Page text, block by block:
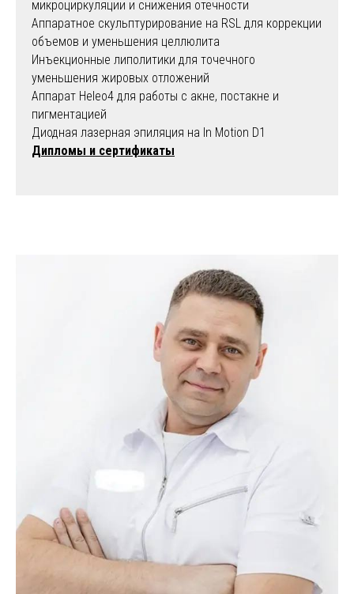
микроциркуляции и снижения отечности
Аппаратное скульптурирование на RSL для коррекции
объемов и уменьшения целлюлита
Инъекционные липолитики для точечного
уменьшения жировых отложений
Аппарат Heleo4 для работы с акне, постакне и
пигментацией
Диодная лазерная эпиляция на In Motion D1
Дипломы и сертификаты